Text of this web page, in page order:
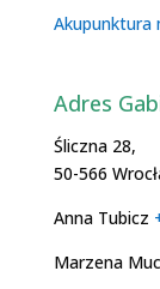
Akupunktura
Adres
Śliczna 28,
50-566
Anna Tubicz
Marzena Muc